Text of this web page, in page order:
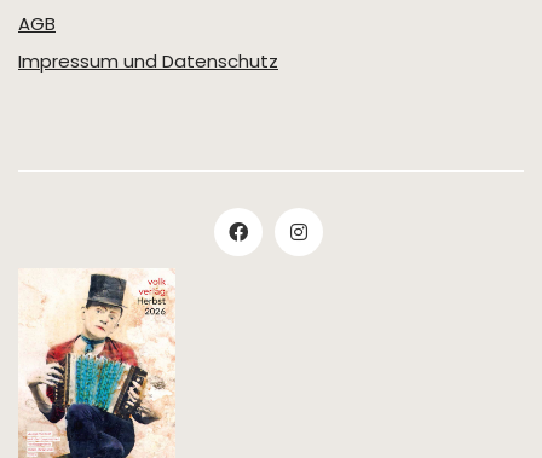
AGB
Impressum und Datenschutz